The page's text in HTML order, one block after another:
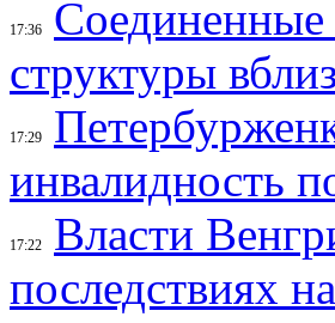
17:36
Соединенные
структуры
17:29
инвалидность
17:22
Власти
последствиях